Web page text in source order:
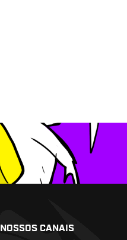
NOSSOS CANAIS